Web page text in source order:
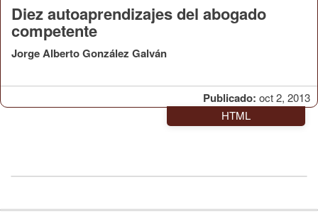
Publicado: oct 2, 2013
Diez autoaprendizajes del abogado
competente
Jorge Alberto González Galván
HTML